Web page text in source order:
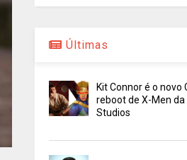
Últimas
Kit Connor é o novo
reboot de X-Men da
Studios